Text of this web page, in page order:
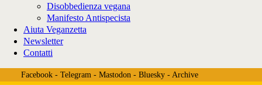
Disobbedienza vegana
Manifesto Antispecista
Aiuta Veganzetta
Newsletter
Contatti
Facebook- Telegram- Mastodon- Bluesky- Archive